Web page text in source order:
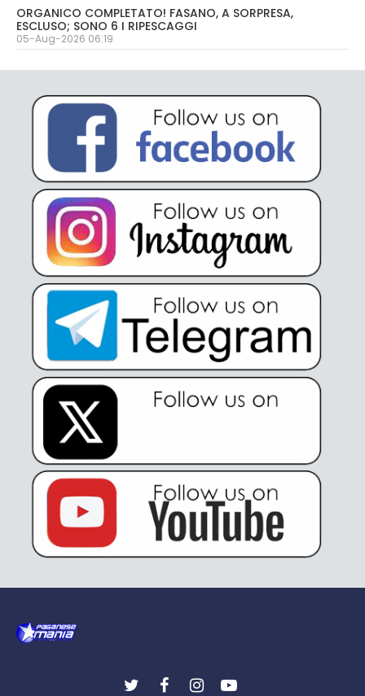
ORGANICO COMPLETATO! FASANO, A SORPRESA,
ESCLUSO; SONO 6 I RIPESCAGGI
05-Aug-2026 06:19